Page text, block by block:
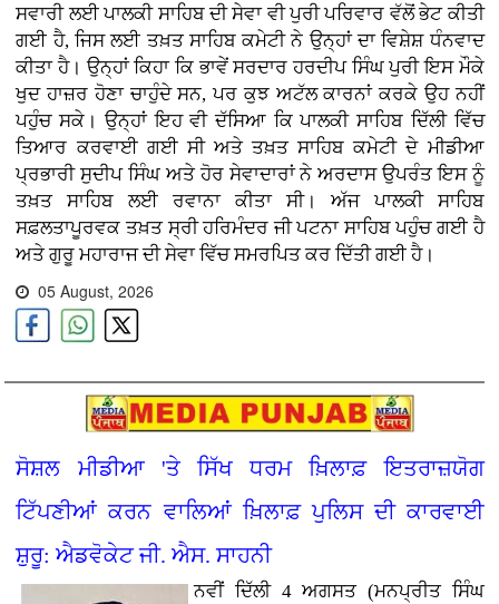
ਸਵਾਰੀ ਲਈ ਪਾਲਕੀ ਸਾਹਿਬ ਦੀ ਸੇਵਾ ਵੀ ਪੁਰੀ ਪਰਿਵਾਰ ਵੱਲੋਂ ਭੇਟ ਕੀਤੀ
ਗਈ ਹੈ, ਜਿਸ ਲਈ ਤਖ਼ਤ ਸਾਹਿਬ ਕਮੇਟੀ ਨੇ ਉਨ੍ਹਾਂ ਦਾ ਵਿਸ਼ੇਸ਼ ਧੰਨਵਾਦ
ਕੀਤਾ ਹੈ। ਉਨ੍ਹਾਂ ਕਿਹਾ ਕਿ ਭਾਵੇਂ ਸਰਦਾਰ ਹਰਦੀਪ ਸਿੰਘ ਪੁਰੀ ਇਸ ਮੌਕੇ
ਖੁਦ ਹਾਜ਼ਰ ਹੋਣਾ ਚਾਹੁੰਦੇ ਸਨ, ਪਰ ਕੁਝ ਅਟੱਲ ਕਾਰਨਾਂ ਕਰਕੇ ਉਹ ਨਹੀਂ
ਪਹੁੰਚ ਸਕੇ। ਉਨ੍ਹਾਂ ਇਹ ਵੀ ਦੱਸਿਆ ਕਿ ਪਾਲਕੀ ਸਾਹਿਬ ਦਿੱਲੀ ਵਿੱਚ
ਤਿਆਰ ਕਰਵਾਈ ਗਈ ਸੀ ਅਤੇ ਤਖ਼ਤ ਸਾਹਿਬ ਕਮੇਟੀ ਦੇ ਮੀਡੀਆ
ਪ੍ਰਭਾਰੀ ਸੁਦੀਪ ਸਿੰਘ ਅਤੇ ਹੋਰ ਸੇਵਾਦਾਰਾਂ ਨੇ ਅਰਦਾਸ ਉਪਰੰਤ ਇਸ ਨੂੰ
ਤਖ਼ਤ ਸਾਹਿਬ ਲਈ ਰਵਾਨਾ ਕੀਤਾ ਸੀ। ਅੱਜ ਪਾਲਕੀ ਸਾਹਿਬ
ਸਫ਼ਲਤਾਪੂਰਵਕ ਤਖ਼ਤ ਸ੍ਰੀ ਹਰਿਮੰਦਰ ਜੀ ਪਟਨਾ ਸਾਹਿਬ ਪਹੁੰਚ ਗਈ ਹੈ
ਅਤੇ ਗੁਰੂ ਮਹਾਰਾਜ ਦੀ ਸੇਵਾ ਵਿੱਚ ਸਮਰਪਿਤ ਕਰ ਦਿੱਤੀ ਗਈ ਹੈ।
05 August, 2026
ਸੋਸ਼ਲ ਮੀਡੀਆ 'ਤੇ ਸਿੱਖ ਧਰਮ ਖ਼ਿਲਾਫ਼ ਇਤਰਾਜ਼ਯੋਗ
ਟਿੱਪਣੀਆਂ ਕਰਨ ਵਾਲਿਆਂ ਖ਼ਿਲਾਫ਼ ਪੁਲਿਸ ਦੀ ਕਾਰਵਾਈ
ਸ਼ੁਰੂ: ਐਡਵੋਕੇਟ ਜੀ. ਐਸ. ਸਾਹਨੀ
ਨਵੀਂ ਦਿੱਲੀ 4 ਅਗਸਤ (ਮਨਪ੍ਰੀਤ ਸਿੰਘ